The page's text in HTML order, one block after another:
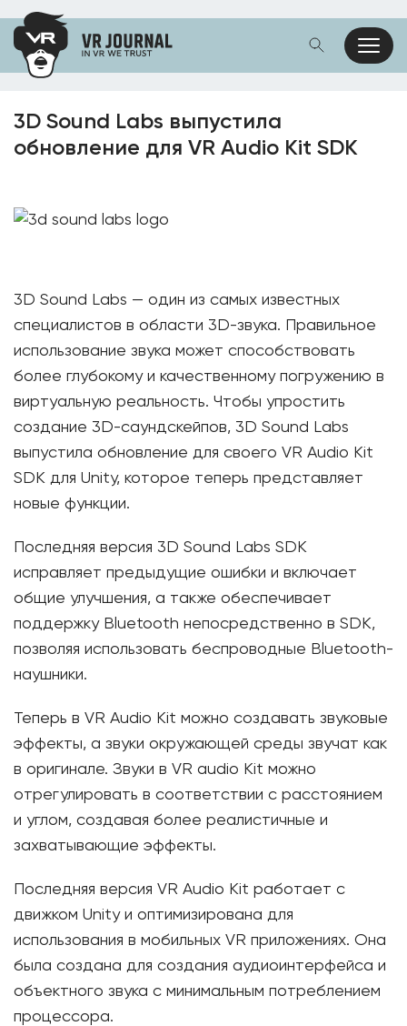
3D Sound Labs выпустила
обновление для VR Audio Kit SDK
3D Sound Labs — один из самых известных
специалистов в области 3D-звука. Правильное
использование звука может способствовать
более глубокому и качественному погружению в
виртуальную реальность. Чтобы упростить
создание 3D-саундскейпов, 3D Sound Labs
выпустила обновление для своего VR Audio Kit
SDK для Unity, которое теперь представляет
новые функции.
Последняя версия 3D Sound Labs SDK
исправляет предыдущие ошибки и включает
общие улучшения, а также обеспечивает
поддержку Bluetooth непосредственно в SDK,
позволяя использовать беспроводные Bluetooth-
наушники.
Теперь в VR Audio Kit можно создавать звуковые
эффекты, а звуки окружающей среды звучат как
в оригинале. Звуки в VR audio Kit можно
отрегулировать в соответствии с расстоянием
и углом, создавая более реалистичные и
захватывающие эффекты.
Последняя версия VR Audio Kit работает с
движком Unity и оптимизирована для
использования в мобильных VR приложениях. Она
была создана для создания аудиоинтерфейса и
объектного звука с минимальным потреблением
процессора.